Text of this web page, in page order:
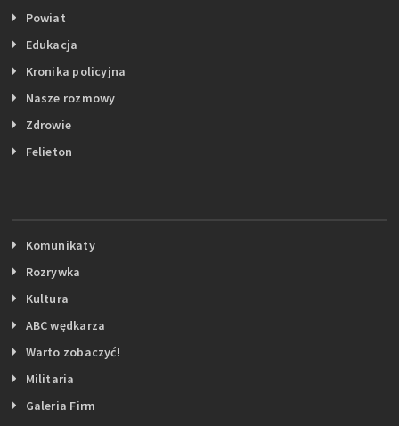
Powiat
Edukacja
Kronika policyjna
Nasze rozmowy
Zdrowie
Felieton
Komunikaty
Rozrywka
Kultura
ABC wędkarza
Warto zobaczyć!
Militaria
Galeria Firm